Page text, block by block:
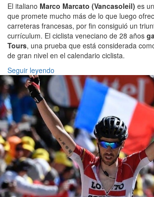
El italiano Marco Marcato (Vancasoleil) es
que promete mucho más de lo que luego
carreteras francesas, por fin consiguió un
currículum. El ciclista veneciano de 28 años
Tours, una prueba que está considerada
de gran nivel en el calendario ciclista.
Seguir leyendo